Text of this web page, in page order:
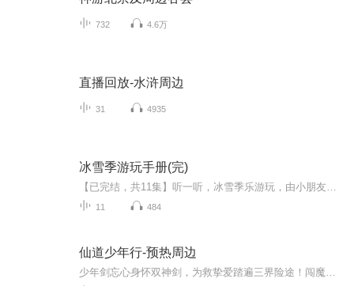
732 4.6万
直播回放-水浒周边
31 4935
冰雪季游玩手册(完)
11 484
仙道少年行-预热周边